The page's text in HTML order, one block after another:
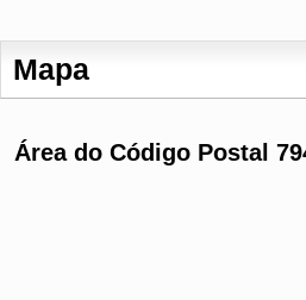
Mapa
Área do Código Postal